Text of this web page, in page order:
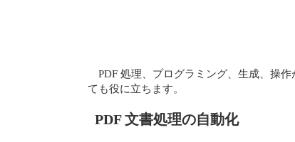
PDF 処理、プログラミング、生成、操
ても役に立ちます。
PDF 文書処理の自動化